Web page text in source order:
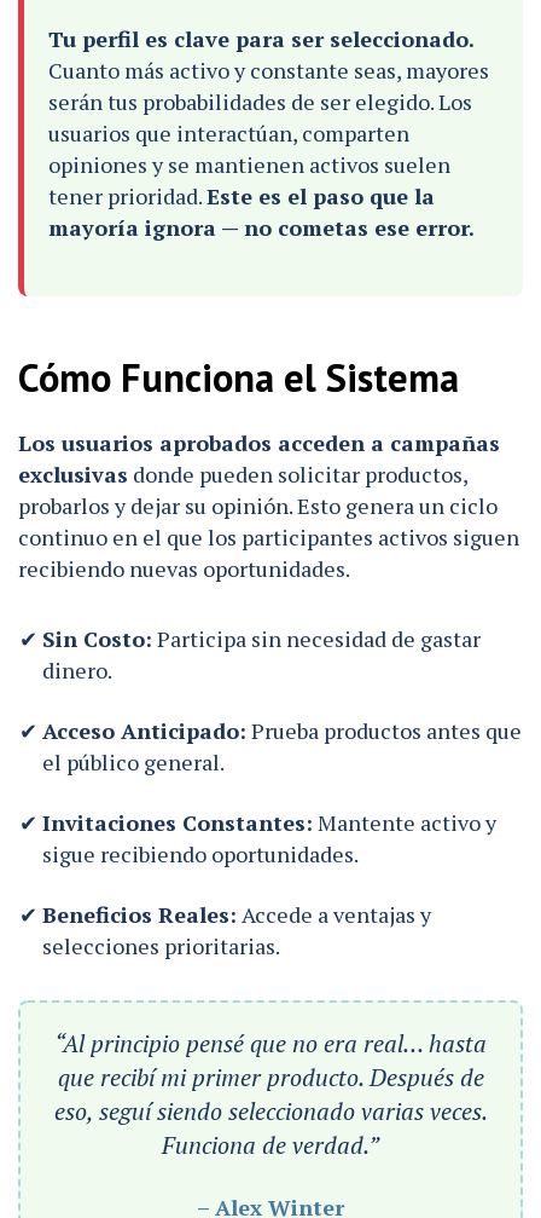
Tu perfil es clave para ser seleccionado.
Cuanto más activo y constante seas, mayores
serán tus probabilidades de ser elegido. Los
usuarios que interactúan, comparten
opiniones y se mantienen activos suelen
tener prioridad.Este es el paso que la
mayoría ignora — no cometas ese error.
Cómo Funciona el Sistema
Los usuarios aprobados acceden a campañas
exclusivas donde pueden solicitar productos,
probarlos y dejar su opinión. Esto genera un ciclo
continuo en el que los participantes activos siguen
recibiendo nuevas oportunidades.
Sin Costo: Participa sin necesidad de gastar
dinero.
Acceso Anticipado: Prueba productos antes que
el público general.
Invitaciones Constantes: Mantente activo y
sigue recibiendo oportunidades.
Beneficios Reales: Accede a ventajas y
selecciones prioritarias.
“Al principio pensé que no era real… hasta
que recibí mi primer producto. Después de
eso, seguí siendo seleccionado varias veces.
Funciona de verdad.”
– Alex Winter